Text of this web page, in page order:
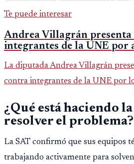
Te puede interesar
Andrea Villagrán
integrantes de la UNE por
La diputada Andrea Villagrán
contra integrantes de la UNE por
¿Qué está haciendo
resolver el problema?
La SAT confirmó que sus equipos
trabajando activamente para